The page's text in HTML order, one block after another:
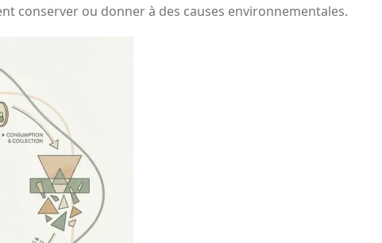
conserver ou donner à des causes environnementales.